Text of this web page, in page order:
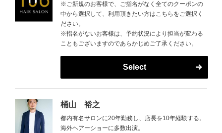
※ご新規のお客様で、ご指名がなく全てのクーポンの
中から選択して、利用頂きたい方はこちらをご選択く
ださい。
※指名がないお客様は、予約状況により担当が変わる
こともございますのであらかじめご了承ください。
Select
桶山 裕之
都内有名サロンに20年勤務し、店長を10年経験する。
海外ヘアーショーに多数出演。